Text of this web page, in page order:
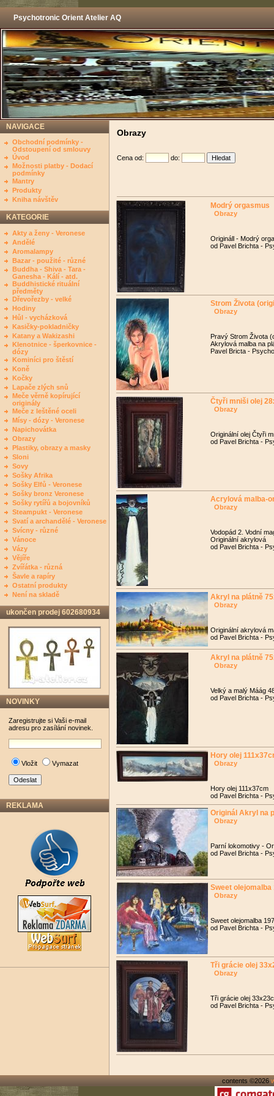
Psychotronic Orient Atelier AQ
NAVIGACE
Obchodní podmínky -
Odstoupení od smlouvy
Úvod
Možnosti platby - Dodací
podmínky
Mantry
Produkty
Kniha návštěv
KATEGORIE
Akty a ženy - Veronese
Andělé
Aromalampy
Bazar - použité - různé
Buddha - Shiva - Tara -
Ganesha - Kálí - atd.
Buddhistické rituální
předměty
Dřevořezby - velké
Hodiny
Hůl - vycházková
Kasičky-pokladničky
Katany a Wakizashi
Klenotnice - šperkovnice -
dózy
Kominíci pro štěstí
Koně
Kočky
Lapače zlých snů
Meče věrně kopírující
originály
Meče z leštěné oceli
Mísy - dózy - Veronese
Napichovátka
Obrazy
Plastiky, obrazy a masky
Sloni
Sovy
Sošky Afrika
Sošky Elfů - Veronese
Sošky bronz Veronese
Sošky rytířů a bojovníků
Steampukt - Veronese
Svatí a archandělé - Veronese
Svícny - různé
Vánoce
Vázy
Vějíře
Zvířátka - různá
Šavle a rapíry
Ostatní produkty
Není na skladě
ukončen prodej 602680934
NOVINKY
Zaregistrujte si Vaši e-mail
adresu pro zasílání novinek.
Vložit Vymazat
REKLAMA
Obrazy
Cena od: do:
Modrý orgasmus
Obrazy
Origináll - Modrý
od Pavel Brichta -
Strom Života
Obrazy
Pravý Strom Života
Akrylová malba na
Pavel Bricta -
Čtyři mniši olej
Obrazy
Originální olej Čtyři
od Pavel Brichta -
Acrylová malba-
Obrazy
Vodopád 2. Vodní
Originální akrylová
od Pavel Brichta -
Akryl na plátně
Obrazy
Originální akrylová
od Pavel Brichta -
Akryl na plátně
Obrazy
Velký a malý Máág
od Pavel Brichta -
Hory olej
Obrazy
Hory olej 111x37cm
od Pavel Brichta -
Originál Akryl na
Obrazy
Parní lokomotivy -
od Pavel Brichta -
Sweet olejomalba
Obrazy
Sweet olejomalba
od Pavel Brichta -
Tři grácie olej
Obrazy
Tři grácie olej
od Pavel Brichta -
contents ©2026